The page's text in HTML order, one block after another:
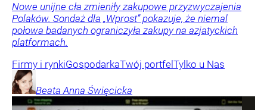
Nowe unijne cła zmieniły zakupowe przyzwyczajenia
Polaków. Sondaż dla „Wprost” pokazuje, że niemal
połowa badanych ograniczyła zakupy na azjatyckich
platformach.
Firmy i rynkiGospodarkaTwój portfel Tylko u Nas
Beata Anna Święcicka